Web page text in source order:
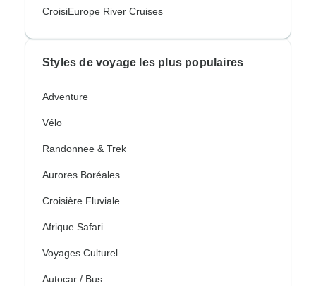
CroisiEurope River Cruises
Styles de voyage les plus populaires
Adventure
Vélo
Randonnee & Trek
Aurores Boréales
Croisière Fluviale
Afrique Safari
Voyages Culturel
Autocar / Bus